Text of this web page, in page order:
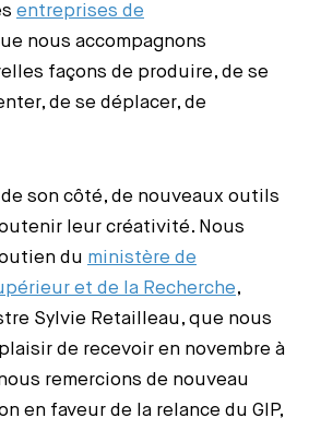
entreprises de
nous accompagnons
façons de produire, de se
de se déplacer, de
son côté, de nouveaux outils
leur créativité. Nous
du ministère de
et de la Recherche,
Sylvie Retailleau, que nous
de recevoir en novembre à
remercions de nouveau
en faveur de la relance du GIP,